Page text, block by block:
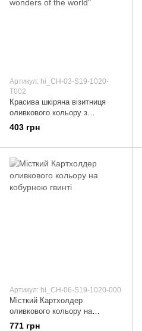
Артикул: hi_CH-03-S19-1020-
T002
Красива шкіряна візитниця
оливкового кольору з
авторським художнім
тисненням "7 wonders of the
403 грн
Артикул: hi_CH-06-S19-1020-000
Місткий Картхолдер
оливкового кольору на
кобурною гвинті
771 грн